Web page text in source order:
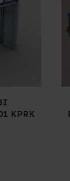
KPRK